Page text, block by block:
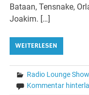
Bataan, Tensnake,
Joakim. […]
WEITERLESEN
Radio Lounge Show
Kommentar